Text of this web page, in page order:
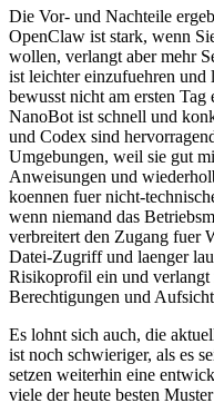
Die Vor- und Nachteile ergeb
OpenClaw ist stark, wenn Si
wollen, verlangt aber mehr S
ist leichter einzufuehren und l
bewusst nicht am ersten Tag
NanoBot ist schnell und kon
und Codex sind hervorragen
Umgebungen, weil sie gut mi
Anweisungen und wiederhol
koennen fuer nicht-technisch
wenn niemand das Betriebsm
verbreitert den Zugang fuer
Datei-Zugriff und laenger lau
Risikoprofil ein und verlangt
Berechtigungen und Aufsicht
Es lohnt sich auch, die aktuel
ist noch schwieriger, als es se
setzen weiterhin eine entwick
viele der heute besten Muster